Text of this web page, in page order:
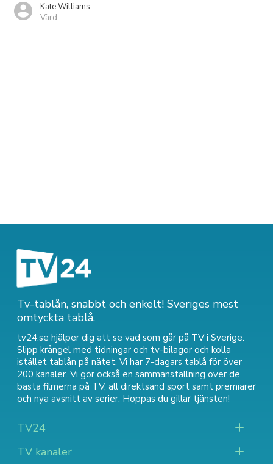
Kate Williams
Värd
Tv-tablån, snabbt och enkelt! Sveriges mest
omtyckta tablå.
tv24.se hjälper dig att se vad som går på TV i Sverige.
Slipp krångel med tidningar och tv-bilagor och kolla
istället tablån på nätet. Vi har 7-dagars tablå för över
200 kanaler. Vi gör också en sammanställning över de
bästa filmerna på TV, all direktsänd sport samt premiärer
och nya avsnitt av serier. Hoppas du gillar tjänsten!
TV24
TV kanaler